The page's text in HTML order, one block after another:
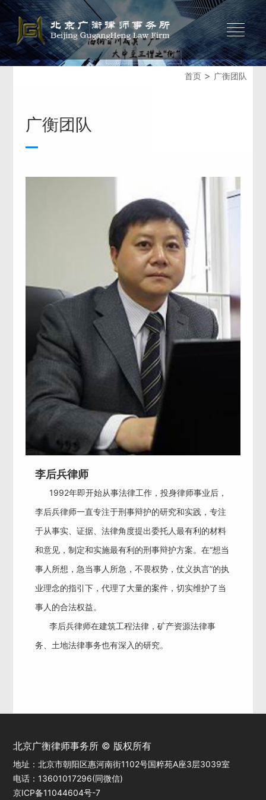
首页> 广衡团队
广衡团队
李后兵律师
1992年即开始从事法律工作，投身律师事业后，
李后兵律师一直专注于刑事辩护的研究和实践，专注
于从事实、证据、法律角度提出委托人最有利的材料
和意见，制定和实施最有利的刑事辩护方案。在“想当
事人所想，急当事人所急，不畏权势，仗义执言”的执
业理念的指引下，代理了大量的案件，切实维护了当
事人的合法权益。
李后兵律师在建筑工程法律，矿产资源法律事
务、土地法律事务也有深入的研究。
北京广衡律师事务所 © 版权所有
地址：北京市朝阳区惠河南街1102号国粹苑A座3层3039室
电话：13601017296(同微信)
京ICP备11044604号-7